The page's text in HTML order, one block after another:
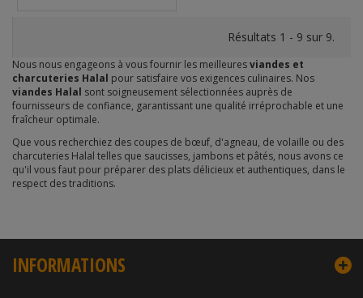
Résultats 1 - 9 sur 9.
Nous nous engageons à vous fournir les meilleuresviandes et
charcuteries Halal pour satisfaire vos exigences culinaires. Nos
viandes Halal sont soigneusement sélectionnées auprès de
fournisseurs de confiance, garantissant une qualité irréprochable et une
fraîcheur optimale.
Que vous recherchiez des coupes de bœuf, d'agneau, de volaille ou des
charcuteries Halal telles que saucisses, jambons et pâtés, nous avons ce
qu'il vous faut pour préparer des plats délicieux et authentiques, dans le
respect des traditions.
INFORMATIONS